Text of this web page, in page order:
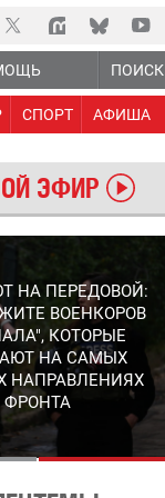
ПОИСК
СПОРТ АФИША
ЭФИР
ПОКОЛЕНИЕ
УКРАИНСКИЙ
ПРАВИЛА
FPV-
ДРОНОВ
НА ПЕРЕДОВОЙ:
ВОЕНКОРОВ
КОТОРЫЕ
НА САМЫХ
НАПРАВЛЕНИЯХ
ФРОНТА